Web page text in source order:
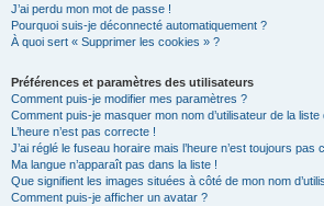
J’ai perdu mon mot de passe !
Pourquoi suis-je déconnecté automatiquement ?
À quoi sert « Supprimer les cookies » ?
Préférences et paramètres des utilisateurs
Comment puis-je modifier mes paramètres ?
Comment puis-je masquer mon nom d’utilisateur de la
L’heure n’est pas correcte !
J’ai réglé le fuseau horaire mais l’heure n’est toujours pas
Ma langue n’apparaît pas dans la liste !
Que signifient les images situées à côté de mon nom
Comment puis-je afficher un avatar ?